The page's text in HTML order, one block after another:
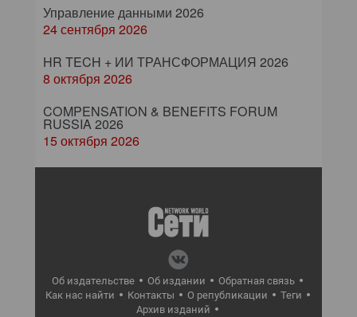
Управление данными 2026
24 сентября 2026
HR TECH + ИИ ТРАНСФОРМАЦИЯ 2026
8 октября 2026
COMPENSATION & BENEFITS FORUM
RUSSIA 2026
15 октября 2026
Об издательстве Об издании
Обратная связь
Как нас найти
Контакты О републикации
Теги
Архив изданий